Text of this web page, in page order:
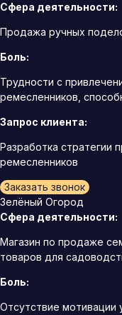
Сфера деятельности:
Продажа ручных
Боль:
Трудности с
ремесленников,
Запрос клиента:
Разработка стратегии
ремесленников
Заказать звонок
Зелёный Огород
Сфера деятельности:
Магазин по продаже
товаров для
Боль:
Отсутствие мотивации